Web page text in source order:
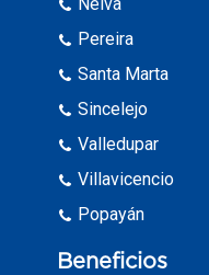
Pereira
Santa Marta
Sincelejo
Valledupar
Villavicencio
Popayán
Beneficios